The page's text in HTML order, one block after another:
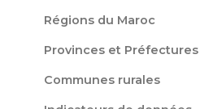
Régions du Maroc
Provinces et Préfectures
Communes rurales